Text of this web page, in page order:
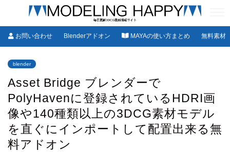
お問い合わせ Blenderアドオン MAYAの使い方まとめ 無料素材
blender
Asset Bridge ブレンダーで
PolyHavenに登録されているHDRI画
像や140種類以上の3DCG素材モデル
を直ぐにインポートして配置出来る無
料アドオン